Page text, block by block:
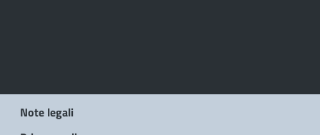
Note legali